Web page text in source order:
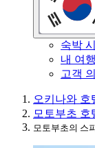
숙박
내 여행
고객
오키나와 호
모토부초 호
모토부초의 스